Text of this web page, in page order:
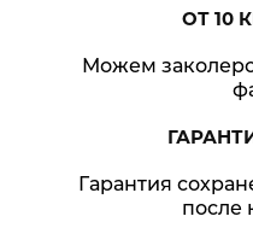
ОТ 10
Можем
Гарантия
после